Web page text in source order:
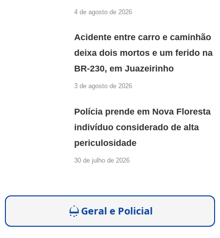
4 de agosto de 2026
Acidente entre carro e caminhão
deixa dois mortos e um ferido na
BR-230, em Juazeirinho
3 de agosto de 2026
Polícia prende em Nova Floresta
indivíduo considerado de alta
periculosidade
30 de julho de 2026
Geral e Policial